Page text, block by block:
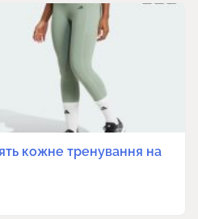
кожне тренування на